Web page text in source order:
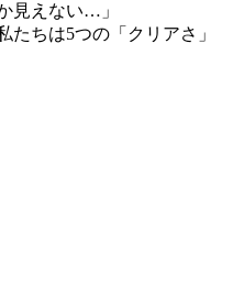
見えない…」
たちは5つの「クリアさ」